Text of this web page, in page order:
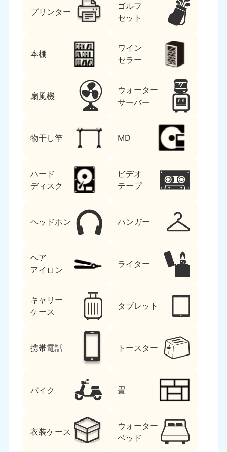
プリンター
ゴルフ
セット
本棚
ワイン
セラー
扇風機
ウォーター
サーバー
物干し竿 MD
ハード
ディスク
ビデオ
テープ
ヘッドホン ハンガー
ヘア
アイロン
ライター
キャリー
ケース
タブレット
携帯電話 トースター
バイク 畳
衣装ケース
ウォーター
ベッド